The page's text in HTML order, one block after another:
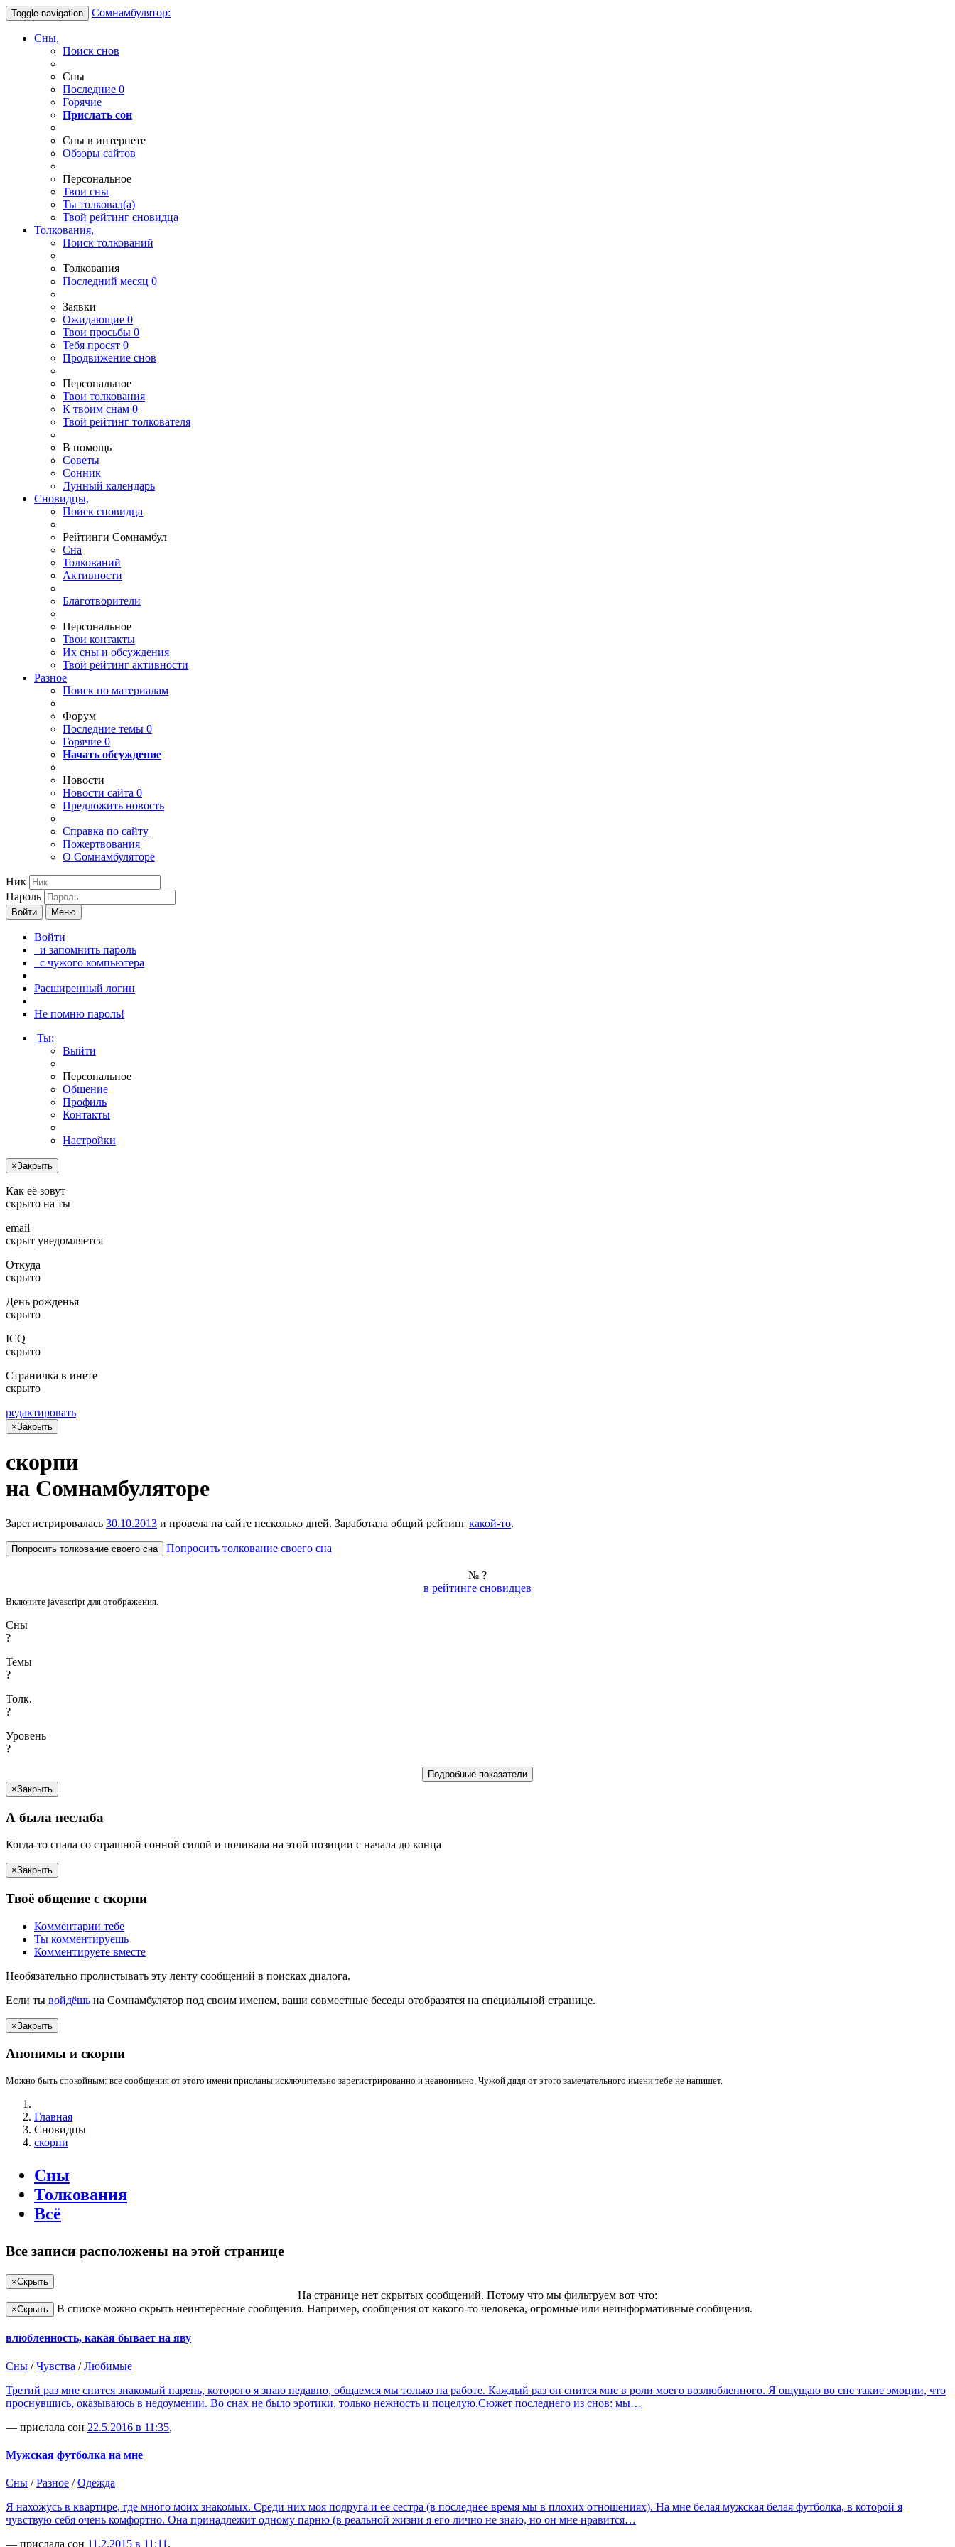
Toggle navigation Сомнамбулятор:
Сны,
Поиск снов
Сны
Последние 0
Горячие
Прислать сон
Сны в интернете
Обзоры сайтов
Персональное
Твои сны
Ты толковал(а)
Твой рейтинг сновидца
Толкования,
Поиск толкований
Толкования
Последний месяц 0
Заявки
Ожидающие 0
Твои просьбы 0
Тебя просят 0
Продвижение снов
Персональное
Твои толкования
К твоим снам 0
Твой рейтинг толкователя
В помощь
Советы
Сонник
Лунный календарь
Сновидцы,
Поиск сновидца
Рейтинги Сомнамбул
Сна
Толкований
Активности
Благотворители
Персональное
Твои контакты
Их сны и обсуждения
Твой рейтинг активности
Разное
Поиск по материалам
Форум
Последние темы 0
Горячие 0
Начать обсуждение
Новости
Новости сайта 0
Предложить новость
Справка по сайту
Пожертвования
О Сомнамбуляторе
Ник
Пароль
Войти Меню
Войти
и запомнить пароль
с чужого компьютера
Расширенный логин
Не помню пароль!
Ты:
Выйти
Персональное
Общение
Профиль
Контакты
Настройки
×Закрыть
Как её зовут
скрыто на ты
email
скрыт уведомляется
Откуда
скрыто
День рожденья
скрыто
ICQ
скрыто
Страничка в инете
скрыто
редактировать
×Закрыть
скорпи
на Сом­намбу­лято­ре
Зарегистрировалась 30.10.2013 и провела на сайте несколько дней. Заработала общий рейтинг какой-то.
Попросить толкование своего сна Попросить толкование своего сна
№ ?
в рейтинге сновидцев
Включите javascript для отображения.
Сны
?
Темы
?
Толк.
?
Уровень
?
Подробные показатели
×Закрыть
А была неслаба
Когда-то спала со страшной сонной силой и почивала на этой позиции c начала до конца
×Закрыть
Твоё общение с скорпи
Комментарии тебе
Ты комментируешь
Комментируете вместе
Необязательно пролистывать эту ленту сообщений в поисках диалога.
Если ты войдёшь на Сомнамбулятор под своим именем, ваши совместные беседы отобразятся на специальной странице.
×Закрыть
Анонимы и скорпи
Можно быть спокойным: все сообщения от этого имени присланы исключительно зарегистрированно и неанонимно. Чужой дядя от этого замечательного имени тебе не напишет.
Главная
Сновидцы
скорпи
Сны
Толкования
Всё
Все записи расположены на этой странице
×Скрыть
На странице нет скрытых сообщений. Потому что мы фильтруем вот что:
×Скрыть В списке можно скрыть неинтересные сообщения. Например, сообщения от какого-то человека, огромные или неинформативные сообщения.
влюбленность, какая бывает на яву
Сны /Чувства /Любимые
Третий раз мне снится знакомый парень, которого я знаю недавно, общаемся мы только на работе. Каждый раз он снится мне в роли моего возлюбленного. Я ощущаю во сне такие эмоции, что
проснувшись, оказываюсь в недоумении. Во снах не было эротики, только нежность и поцелую.Сюжет последнего из снов: мы…
— прислала сон 22.5.2016 в 11:35,
Мужская футболка на мне
Сны /Разное /Одежда
Я нахожусь в квартире, где много моих знакомых. Среди них моя подруга и ее сестра (в последнее время мы в плохих отношениях). На мне белая мужская белая футболка, в которой я
чувствую себя очень комфортно. Она принадлежит одному парню (в реальной жизни я его лично не знаю, но он мне нравится…
— прислала сон 11.2.2015 в 11:11 ,